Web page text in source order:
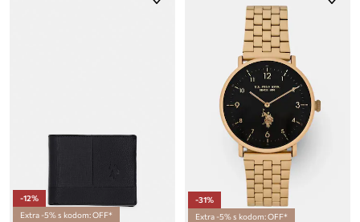
-12%
Extra -5% s kodom: OFF*
-31%
Extra -5% s kodom: OFF*